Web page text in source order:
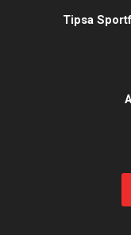
Tipsa